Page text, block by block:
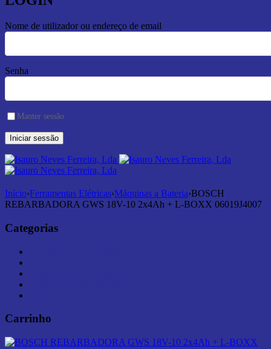
Nome de utilizador ou endereço de email
Senha
Manter sessão
Início›Ferramentas Elétricas›Máquinas a Bateria›BOSCH
REBARBADORA GWS 18V-10 2x4Ah + L-BOXX 06019J4007
Categorias
Carrinho